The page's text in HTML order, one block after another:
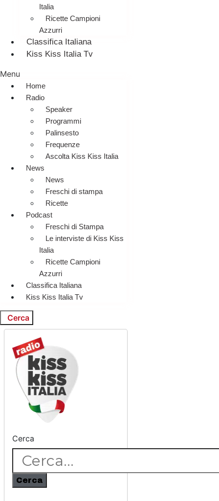
Italia
Ricette Campioni
Azzurri
Classifica Italiana
Kiss Kiss Italia Tv
Menu
Home
Radio
Speaker
Programmi
Palinsesto
Frequenze
Ascolta Kiss Kiss Italia
News
News
Freschi di stampa
Ricette
Podcast
Freschi di Stampa
Le interviste di Kiss Kiss
Italia
Ricette Campioni
Azzurri
Classifica Italiana
Kiss Kiss Italia Tv
Cerca
Cerca
Cerca